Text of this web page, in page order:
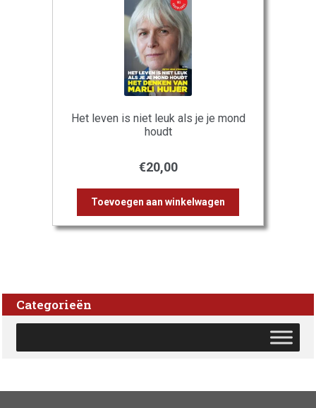
Het leven is niet leuk als je je mond
houdt
€20,00
Toevoegen aan winkelwagen
Categorieën